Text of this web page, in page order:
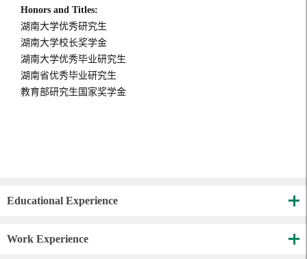
Honors and Titles:
湖南大学优秀研究生
湖南大学校长奖学金
湖南大学优秀毕业研究生
湖南省优秀毕业研究生
教育部研究生国家奖学金
Educational Experience
Work Experience